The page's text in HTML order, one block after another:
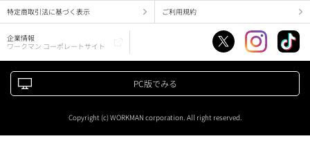
特定商取引法に基づく表示 ご利用規約
企業情報
ワークマン コーポレートサイト
PC版でみる
Copyright (c) WORKMAN corporation. All right reserved.